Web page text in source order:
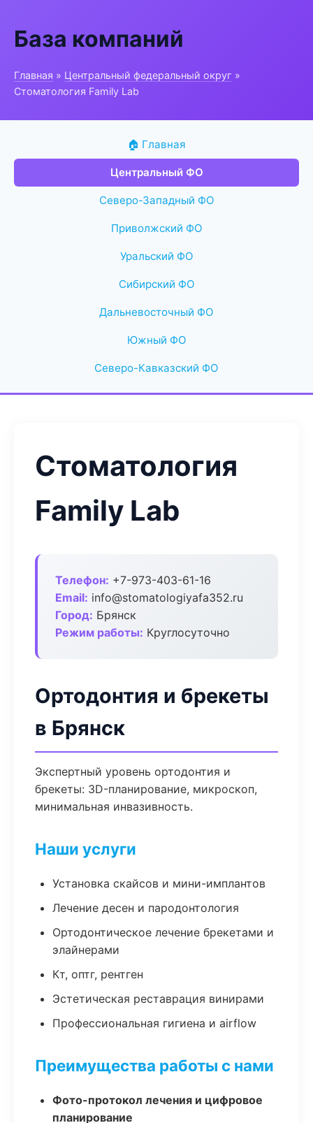
База компаний
Главная » Центральный федеральный округ »
Стоматология Family Lab
🏠 Главная
Центральный ФО
Северо-Западный ФО
Приволжский ФО
Уральский ФО
Сибирский ФО
Дальневосточный ФО
Южный ФО
Северо-Кавказский ФО
Стоматология
Family Lab
Телефон: +7-973-403-61-16
Email: info@stomatologiyafa352.ru
Город: Брянск
Режим работы: Круглосуточно
Ортодонтия и брекеты
в Брянск
Экспертный уровень ортодонтия и
брекеты: 3D-планирование, микроскоп,
минимальная инвазивность.
Наши услуги
Установка скайсов и мини-имплантов
Лечение десен и пародонтология
Ортодонтическое лечение брекетами и
элайнерами
Кт, оптг, рентген
Эстетическая реставрация винирами
Профессиональная гигиена и airflow
Преимущества работы с нами
Фото-протокол лечения и цифровое
планирование